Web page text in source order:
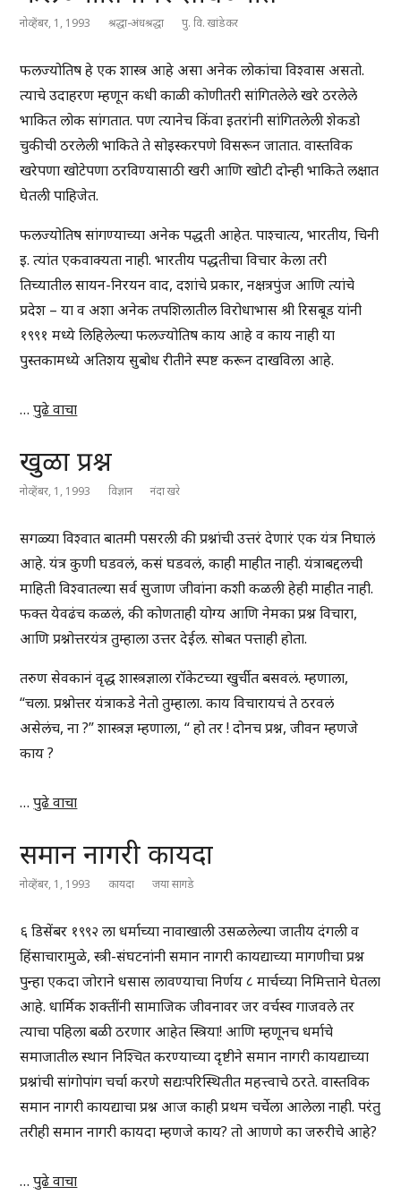
नोव्हेंबर, 1, 1993 श्रद्धा-अंधश्रद्धा पु. वि. खांडेकर
फलज्योतिष हे एक शास्त्र आहे असा अनेक लोकांचा विश्वास असतो.
त्याचे उदाहरण म्हणून कधी काळी कोणीतरी सांगितलेले खरे ठरलेले
भाकित लोक सांगतात. पण त्यानेच किंवा इतरांनी सांगितलेली शेकडो
चुकीची ठरलेली भाकिते ते सोइस्करपणे विसरून जातात. वास्तविक
खरेपणा खोटेपणा ठरविण्यासाठी खरी आणि खोटी दोन्ही भाकिते लक्षात
घेतली पाहिजेत.
फलज्योतिष सांगण्याच्या अनेक पद्धती आहेत. पाश्चात्य, भारतीय, चिनी
इ. त्यांत एकवाक्यता नाही. भारतीय पद्धतीचा विचार केला तरी
तिच्यातील सायन-निरयन वाद, दशांचे प्रकार, नक्षत्रपुंज आणि त्यांचे
प्रदेश – या व अशा अनेक तपशिलातील विरोधाभास श्री रिसबूड यांनी
१९९१ मध्ये लिहिलेल्या फलज्योतिष काय आहे व काय नाही या
पुस्तकामध्ये अतिशय सुबोध रीतीने स्पष्ट करून दाखविला आहे.
…पुढे वाचा
खुळा प्रश्न
नोव्हेंबर, 1, 1993 विज्ञान नंदा खरे
सगळ्या विश्वात बातमी पसरली की प्रश्नांची उत्तरं देणारं एक यंत्र निघालं
आहे. यंत्र कुणी घडवलं, कसं घडवलं, काही माहीत नाही. यंत्राबद्दलची
माहिती विश्वातल्या सर्व सुजाण जीवांना कशी कळली हेही माहीत नाही.
फक्त येवढंच कळलं, की कोणताही योग्य आणि नेमका प्रश्न विचारा,
आणि प्रश्नोत्तरयंत्र तुम्हाला उत्तर देईल. सोबत पत्ताही होता.
तरुण सेवकानं वृद्ध शास्त्रज्ञाला रॉकेटच्या खुर्चीत बसवलं. म्हणाला,
“चला. प्रश्नोत्तर यंत्राकडे नेतो तुम्हाला. काय विचारायचं ते ठरवलं
असेलंच, ना ?” शास्त्रज्ञ म्हणाला, “ हो तर ! दोनच प्रश्न, जीवन म्हणजे
काय ?
…पुढे वाचा
समान नागरी कायदा
नोव्हेंबर, 1, 1993 कायदा जया सागडे
६ डिसेंबर १९९२ ला धर्माच्या नावाखाली उसळलेल्या जातीय दंगली व
हिंसाचारामुळे, स्त्री-संघटनांनी समान नागरी कायद्याच्या मागणीचा प्रश्न
पुन्हा एकदा जोराने धसास लावण्याचा निर्णय ८ मार्चच्या निमित्ताने घेतला
आहे. धार्मिक शक्तींनी सामाजिक जीवनावर जर वर्चस्व गाजवले तर
त्याचा पहिला बळी ठरणार आहेत स्त्रिया! आणि म्हणूनच धर्माचे
समाजातील स्थान निश्चित करण्याच्या दृष्टीने समान नागरी कायद्याच्या
प्रश्नांची सांगोपांग चर्चा करणे सद्यःपरिस्थितीत महत्त्वाचे ठरते. वास्तविक
समान नागरी कायद्याचा प्रश्न आज काही प्रथम चर्चेला आलेला नाही. परंतु
तरीही समान नागरी कायदा म्हणजे काय? तो आणणे का जरुरीचे आहे?
…पुढे वाचा